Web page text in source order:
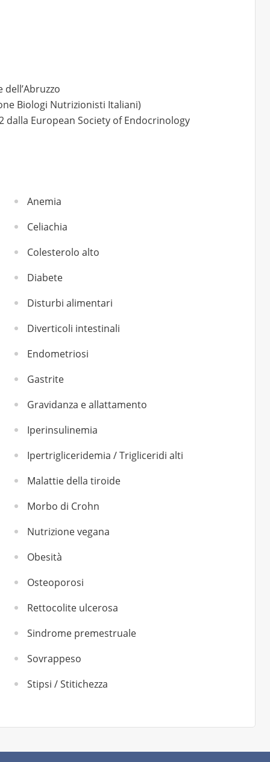
Biologi Nutrizionisti Italiani)
European Society of Endocrinology
Anemia
Celiachia
Colesterolo alto
Diabete
Disturbi alimentari
Diverticoli intestinali
Endometriosi
Gastrite
Gravidanza e allattamento
Iperinsulinemia
Ipertrigliceridemia / Trigliceridi alti
Malattie della tiroide
Morbo di Crohn
Nutrizione vegana
Obesità
Osteoporosi
Rettocolite ulcerosa
Sindrome premestruale
Sovrappeso
Stipsi / Stitichezza